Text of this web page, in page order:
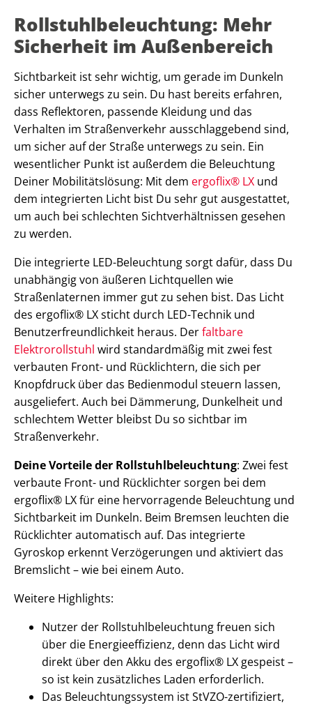
Rollstuhlbeleuchtung: Mehr
Sicherheit im Außenbereich
Sichtbarkeit ist sehr wichtig, um gerade im Dunkeln
sicher unterwegs zu sein. Du hast bereits erfahren,
dass Reflektoren, passende Kleidung und das
Verhalten im Straßenverkehr ausschlaggebend sind,
um sicher auf der Straße unterwegs zu sein. Ein
wesentlicher Punkt ist außerdem die Beleuchtung
Deiner Mobilitätslösung: Mit dem ergoflix® LX und
dem integrierten Licht bist Du sehr gut ausgestattet,
um auch bei schlechten Sichtverhältnissen gesehen
zu werden.
Die integrierte LED-Beleuchtung sorgt dafür, dass Du
unabhängig von äußeren Lichtquellen wie
Straßenlaternen immer gut zu sehen bist. Das Licht
des ergoflix® LX sticht durch LED-Technik und
Benutzerfreundlichkeit heraus. Derfaltbare
Elektrorollstuhl wird standardmäßig mit zwei fest
verbauten Front- und Rücklichtern, die sich per
Knopfdruck über das Bedienmodul steuern lassen,
ausgeliefert. Auch bei Dämmerung, Dunkelheit und
schlechtem Wetter bleibst Du so sichtbar im
Straßenverkehr.
Deine Vorteile der Rollstuhlbeleuchtung: Zwei fest
verbaute Front- und Rücklichter sorgen bei dem
ergoflix® LX für eine hervorragende Beleuchtung und
Sichtbarkeit im Dunkeln. Beim Bremsen leuchten die
Rücklichter automatisch auf. Das integrierte
Gyroskop erkennt Verzögerungen und aktiviert das
Bremslicht – wie bei einem Auto.
Weitere Highlights:
Nutzer der Rollstuhlbeleuchtung freuen sich
über die Energieeffizienz, denn das Licht wird
direkt über den Akku des ergoflix® LX gespeist –
so ist kein zusätzliches Laden erforderlich.
Das Beleuchtungssystem ist StVZO-zertifiziert,